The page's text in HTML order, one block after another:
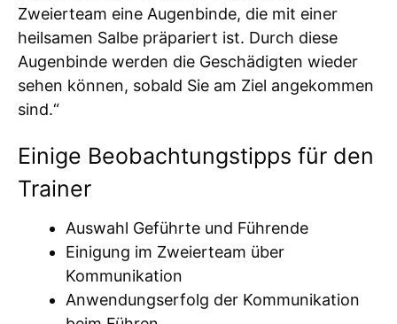
Zweierteam eine Augenbinde, die mit einer
heilsamen Salbe präpariert ist. Durch diese
Augenbinde werden die Geschädigten wieder
sehen können, sobald Sie am Ziel angekommen
sind.“
Einige Beobachtungstipps für den
Trainer
Auswahl Geführte und Führende
Einigung im Zweierteam über
Kommunikation
Anwendungserfolg der Kommunikation